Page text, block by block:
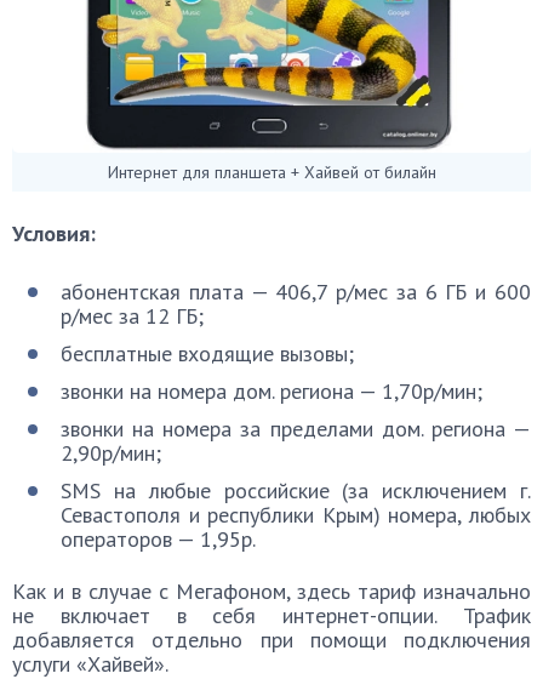
Интернет для планшета + Хайвей от билайн
Условия:
​​​абонентская плата — 406,7 р/мес за 6 ГБ и 600
р/мес за 12 ГБ;
бесплатные входящие вызовы;
звонки на номера дом. региона — 1,70p/мин;
звонки на номера за пределами дом. региона —
2,90p/мин;
SMS на любые российские (за исключением г.
Севастополя и республики Крым) номера, любых
операторов — 1,95p.
Как и в случае с Мегафоном, здесь тариф изначально
не включает в себя интернет-опции. Трафик
добавляется отдельно при помощи подключения
услуги «Хайвей».